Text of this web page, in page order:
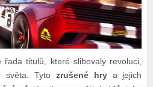
titulů, které slibovaly revoluci,
světa. Tyto zrušené hrya jejich